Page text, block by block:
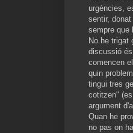
urgències,
sentir,
sempre que
No he trigat
discussió
comencen
quin
tingui tres
cotitzen"
argument
Quan he
no pas on